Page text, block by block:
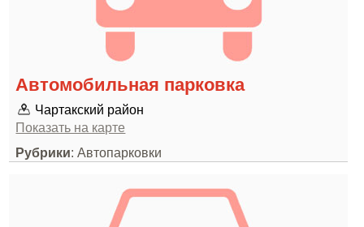
Автомобильная парковка
Чартакский район
Показать на карте
Рубрики: Автопарковки